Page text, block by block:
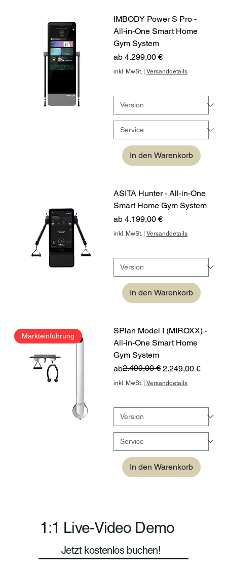
IMBODY Power S Pro -
All-in-One Smart Home
Gym System
ab 4.299,00 €
Sale-Preis
inkl. MwSt.| Versanddetails
In den Warenkorb
ASITA Hunter - All-in-One
Smart Home Gym System
ab 4.199,00 €
Sale-Preis
inkl. MwSt.| Versanddetails
In den Warenkorb
Markteinführung
SPlan Model I (MIROXX) -
All-in-One Smart Home
Gym System
ab
Standardpreis
2.499,00 € 2.249,00 €
Sale-Preis
inkl. MwSt.| Versanddetails
In den Warenkorb
1:1 Live-Video Demo
Jetzt kostenlos buchen!